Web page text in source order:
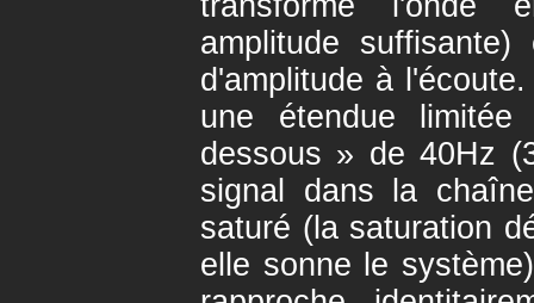
amplitude
d'amplitude à
une étendue
dessous » de 40Hz
signal dans la
saturé (la saturation
elle sonne le